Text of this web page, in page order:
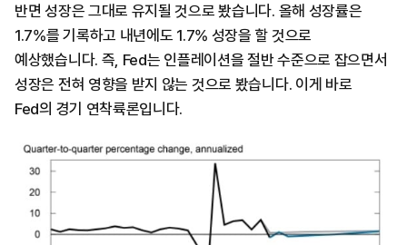
반면 성장은 그대로 유지될 것으로 봤습니다. 올해 성장률은
1.7%를 기록하고 내년에도 1.7% 성장을 할 것으로
예상했습니다. 즉, Fed는 인플레이션을 절반 수준으로 잡으면서
성장은 전혀 영향을 받지 않는 것으로 봤습니다. 이게 바로
Fed의 경기 연착륙론입니다.